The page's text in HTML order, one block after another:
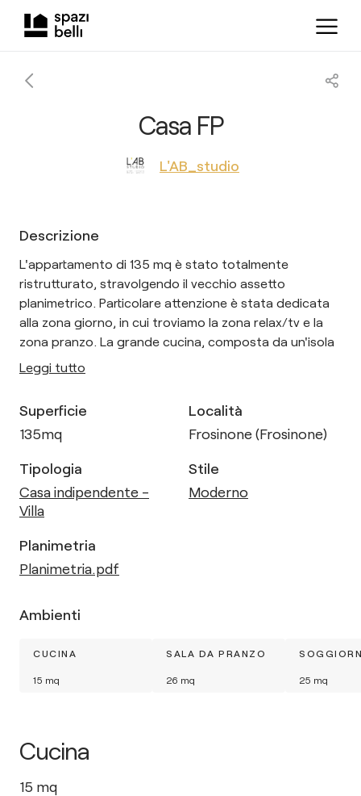
Casa FP
L'AB_studio
Descrizione
L'appartamento di 135 mq è stato totalmente
ristrutturato, stravolgendo il vecchio assetto
planimetrico. Particolare attenzione è stata dedicata
alla zona giorno, in cui troviamo la zona relax/tv e la
zona pranzo. La grande cucina, composta da un'isola
Leggi tutto
Superficie
135mq
Località
Frosinone (Frosinone)
Tipologia
Casa indipendente -
Villa
Stile
Moderno
Planimetria
Planimetria.pdf
Ambienti
CUCINA
15 mq
SALA DA PRANZO
26 mq 25 mq
Cucina
15 mq